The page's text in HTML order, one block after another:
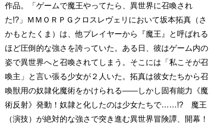
作品。「ゲームで魔王やってたら、異世界に召喚され
た!?」ＭＭＯＲＰＧクロスレヴェリにおいて坂本拓真（さ
かもとたくま）は、他プレイヤーから『魔王』と呼ばれる
ほど圧倒的な強さを誇っていた。ある日、彼はゲーム内の
姿で異世界へと召喚されてしまう。そこには「私こそが召
喚主」と言い張る少女が２人いた。拓真は彼女たちから召
喚獣用の奴隷化魔術をかけられる――しかし固有能力《魔
術反射》発動！奴隷と化したのは少女たちで……!? 魔王
（演技）が絶対的な強さで突き進む異世界冒険譚、開幕！